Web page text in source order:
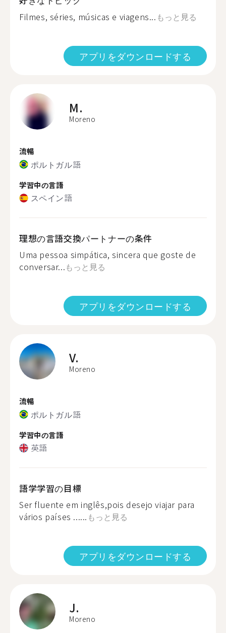
Filmes, séries, músicas e viagens... もっと見る
アプリをダウンロードする
M.
Moreno
流暢
ポルトガル語
学習中の言語
スペイン語
理想の言語交換パートナーの条件
Uma pessoa simpática, sincera que goste de
conversar...もっと見る
アプリをダウンロードする
V.
Moreno
流暢
ポルトガル語
学習中の言語
英語
語学学習の目標
Ser fluente em inglês,pois desejo viajar para
vários países ...... もっと見る
アプリをダウンロードする
J.
Moreno